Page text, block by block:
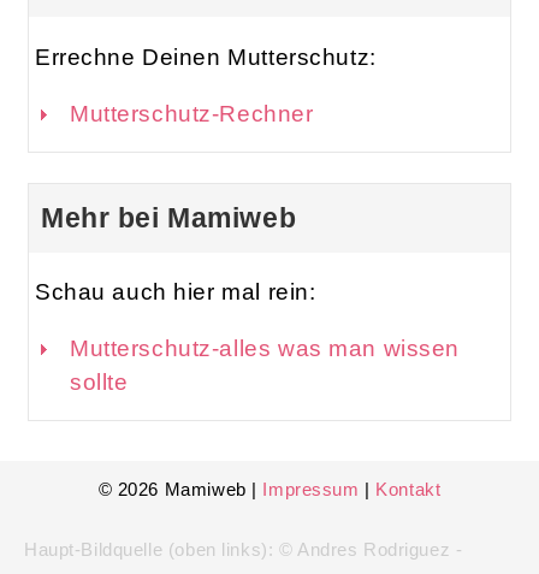
Errechne Deinen Mutterschutz:
Mutterschutz-Rechner
Mehr bei Mamiweb
Schau auch hier mal rein:
Mutterschutz-alles was man wissen
sollte
© 2026 Mamiweb | Impressum | Kontakt
Haupt-Bildquelle (oben links): © Andres Rodriguez -